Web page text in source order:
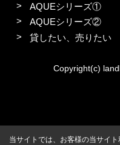
AQUEシリーズ①
AQUEシリーズ②
貸したい、売りたい
Copyright(c)
当サイトでは、お客様の当サイ